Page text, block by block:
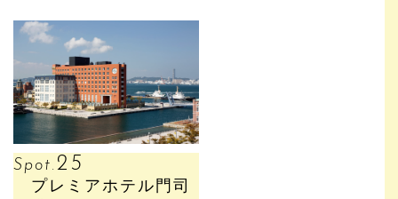
Spot. 25
プレミアホテル門司